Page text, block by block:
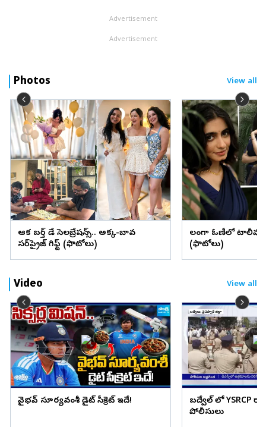
Advertisement
Advertisement
Photos View all
ఆషిక బర్త్ డే సెలబ్రేషన్స్.. అక్క-బావ
సర్‌ప్రైజ్ గిఫ్ట్ (ఫొటోలు)
లంగా ఓణీలో టాలీవుడ్
(ఫొటోలు)
Video View all
వైభవ్ సూర్యవంశీ డైట్ సీక్రెట్ ఇదే!
బద్వేల్ లో YSRCP
పోలీసులు